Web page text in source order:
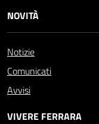
NOVITÀ
Notizie
Comunicati
Avvisi
VIVERE FERRARA